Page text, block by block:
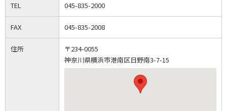
TEL 045-835-2000
FAX 045-835-2008
住所
〒234-0055
神奈川県横浜市港南区日野南3-7-15